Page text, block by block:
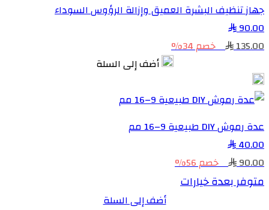
جهاز تنظيف البشرة العميق وإزالة الرؤوس السوداء
90.00
135.00
خصم 34%
أضف إلى السلة
عدة رموش DIY طبيعية 9–16 مم
40.00
90.00
خصم 56%
متوفر بعدة خيارات
أضف إلى السلة